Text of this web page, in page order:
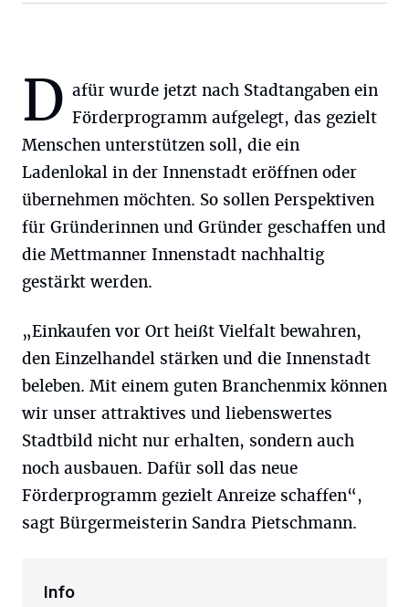
D afür wurde jetzt nach Stadtangaben ein
Förderprogramm aufgelegt, das gezielt
Menschen unterstützen soll, die ein
Ladenlokal in der Innenstadt eröffnen oder
übernehmen möchten. So sollen Perspektiven
für Gründerinnen und Gründer geschaffen und
die Mettmanner Innenstadt nachhaltig
gestärkt werden.
„Einkaufen vor Ort heißt Vielfalt bewahren,
den Einzelhandel stärken und die Innenstadt
beleben. Mit einem guten Branchenmix können
wir unser attraktives und liebenswertes
Stadtbild nicht nur erhalten, sondern auch
noch ausbauen. Dafür soll das neue
Förderprogramm gezielt Anreize schaffen“,
sagt Bürgermeisterin Sandra Pietschmann.
Info